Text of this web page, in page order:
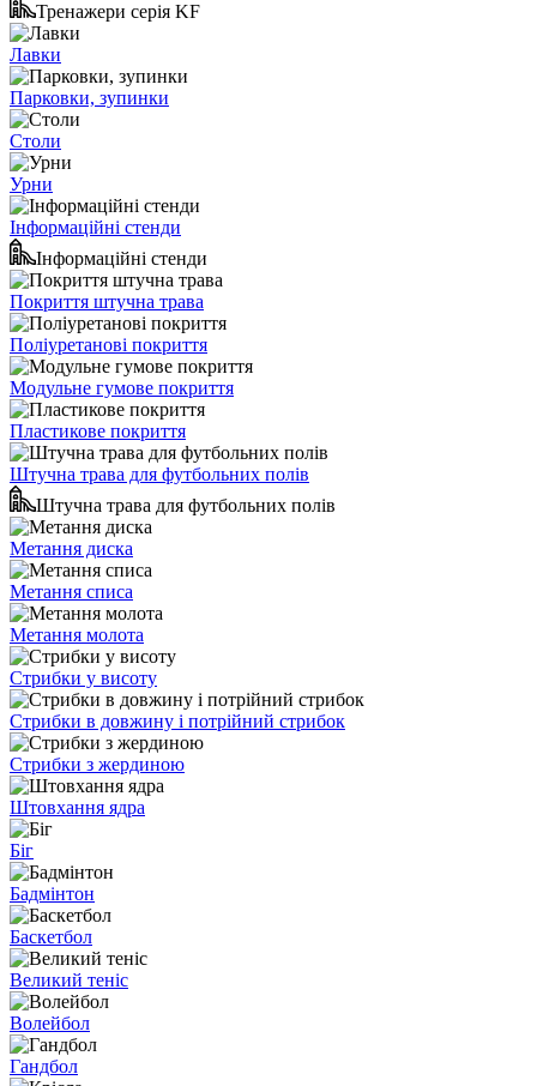
Тренажери серія KF
Лавки
Парковки, зупинки
Столи
Урни
Інформаційні стенди
Інформаційні стенди
Покриття штучна трава
Поліуретанові покриття
Модульне гумове покриття
Пластикове покриття
Штучна трава для футбольних полів
Штучна трава для футбольних полів
Метання диска
Метання списа
Метання молота
Стрибки у висоту
Стрибки в довжину і потрійний стрибок
Стрибки з жердиною
Штовхання ядра
Біг
Бадмінтон
Баскетбол
Великий теніс
Волейбол
Гандбол